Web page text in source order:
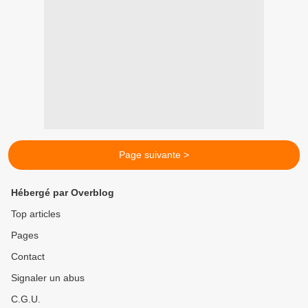
Page suivante >
Hébergé par Overblog
Top articles
Pages
Contact
Signaler un abus
C.G.U.